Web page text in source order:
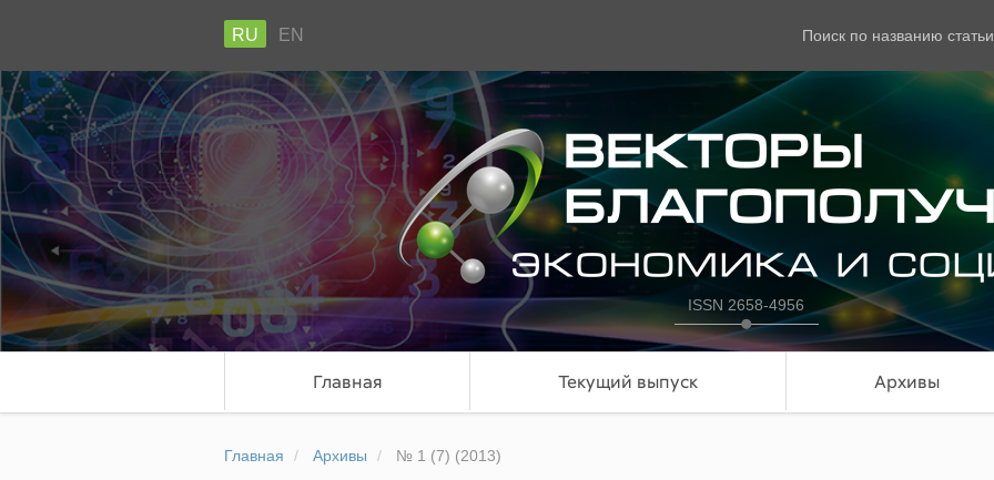
RU EN Поиск по названию
ISSN 2658-4956
Главная Текущий выпуск Архивы
Главная Архивы № 1 (7) (2013)